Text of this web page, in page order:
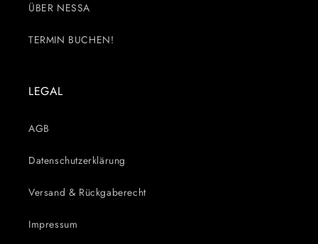
ÜBER NESSA
TERMIN BUCHEN!
LEGAL
AGB
Datenschutzerklärung
Versand & Rückgaberecht
Impressum